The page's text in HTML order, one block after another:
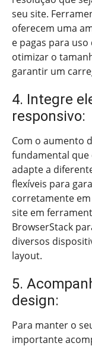
seu site.
oferecem uma
e pagas para
otimizar o
garantir um
4. Integre
responsivo:
Com o aumento
fundamental que
adapte a
flexíveis para
corretamente
site em
BrowserStack
diversos
layout.
5.
design:
Para manter o
importante